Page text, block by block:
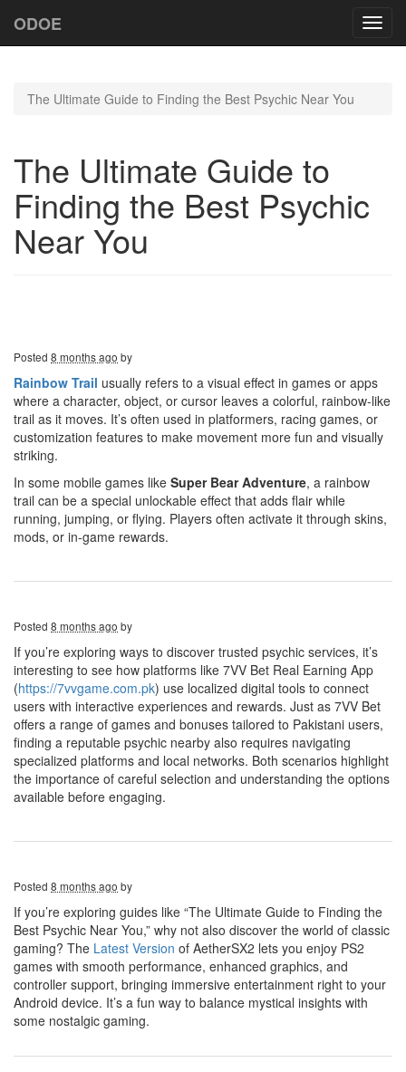
ODOE
The Ultimate Guide to Finding the Best Psychic Near You
The Ultimate Guide to
Finding the Best Psychic
Near You
Posted 8 months ago by
Rainbow Trail usually refers to a visual effect in games or apps
where a character, object, or cursor leaves a colorful, rainbow-like
trail as it moves. It’s often used in platformers, racing games, or
customization features to make movement more fun and visually
striking.
In some mobile games like Super Bear Adventure, a rainbow
trail can be a special unlockable effect that adds flair while
running, jumping, or flying. Players often activate it through skins,
mods, or in-game rewards.
Posted 8 months ago by
If you’re exploring ways to discover trusted psychic services, it’s
interesting to see how platforms like 7VV Bet Real Earning App
(https://7vvgame.com.pk) use localized digital tools to connect
users with interactive experiences and rewards. Just as 7VV Bet
offers a range of games and bonuses tailored to Pakistani users,
finding a reputable psychic nearby also requires navigating
specialized platforms and local networks. Both scenarios highlight
the importance of careful selection and understanding the options
available before engaging.
Posted 8 months ago by
If you’re exploring guides like “The Ultimate Guide to Finding the
Best Psychic Near You,” why not also discover the world of classic
gaming? The Latest Version of AetherSX2 lets you enjoy PS2
games with smooth performance, enhanced graphics, and
controller support, bringing immersive entertainment right to your
Android device. It’s a fun way to balance mystical insights with
some nostalgic gaming.